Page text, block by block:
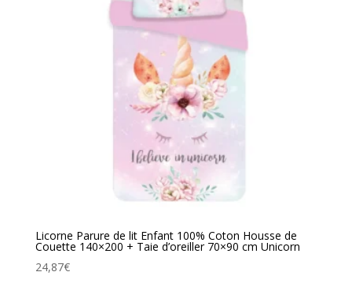
Licorne Parure de lit Enfant 100% Coton Housse de
Couette 140×200 + Taie d’oreiller 70×90 cm Unicorn
24,87€